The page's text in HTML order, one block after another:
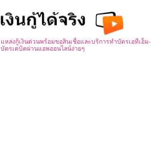
แหล่งกู้เงินด่วนพร้อมขอสินเชื่อและบริการทำบัตรเอทีเอ็ม-
บัตรเดบิตผ่านแอพออนไลน์ง่ายๆ